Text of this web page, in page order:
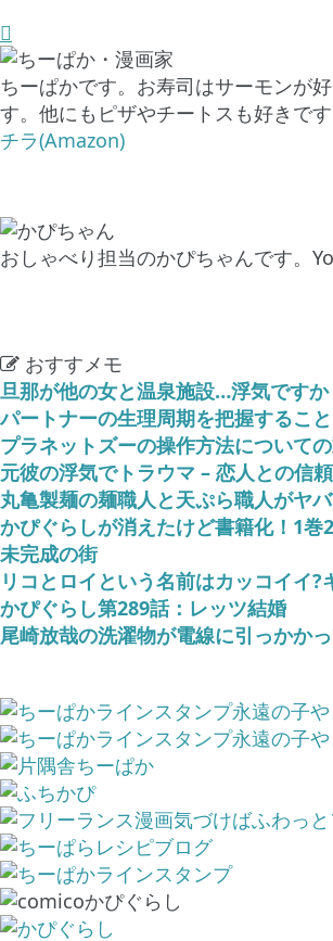
ちーぱかです。お寿司はサーモンが
す。他にもピザやチートスも好きで
チラ(Amazon)
おしゃべり担当のかぴちゃんです。
おすすメモ
旦那が他の女と温泉施設…浮気ですか
パートナーの生理周期を把握するこ
プラネットズーの操作方法について
元彼の浮気でトラウマ – 恋人との信
丸亀製麺の麺職人と天ぷら職人がヤ
かぴぐらしが消えたけど書籍化！1巻
未完成の街
リコとロイという名前はカッコイイ?
かぴぐらし第289話：レッツ結婚
尾崎放哉の洗濯物が電線に引っかか